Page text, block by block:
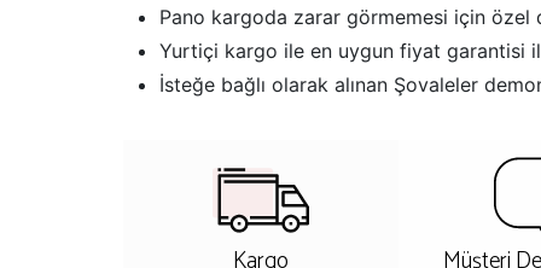
Pano kargoda zarar görmemesi için özel
Yurtiçi kargo ile en uygun fiyat garantisi
İsteğe bağlı olarak alınan Şovaleler